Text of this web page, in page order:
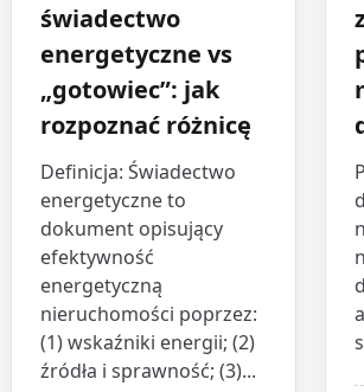
świadectwo
energetyczne vs
„gotowiec”: jak
rozpoznać różnicę
Definicja: Świadectwo
energetyczne to
dokument opisujący
efektywność
energetyczną
nieruchomości poprzez:
(1) wskaźniki energii; (2)
źródła i sprawność; (3)...